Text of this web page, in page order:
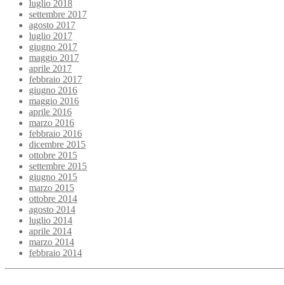
luglio 2018
settembre 2017
agosto 2017
luglio 2017
giugno 2017
maggio 2017
aprile 2017
febbraio 2017
giugno 2016
maggio 2016
aprile 2016
marzo 2016
febbraio 2016
dicembre 2015
ottobre 2015
settembre 2015
giugno 2015
marzo 2015
ottobre 2014
agosto 2014
luglio 2014
aprile 2014
marzo 2014
febbraio 2014